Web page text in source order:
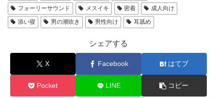
フォーリーサウンド
メスイキ 密着
成人向け
添い寝
男の潮吹き 男性向け 耳舐め
シェアする
X Facebook はてブ
Pocket LINE コピー